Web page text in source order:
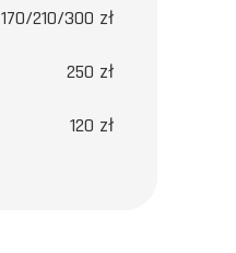
170/210/300 zł
250 zł
120 zł